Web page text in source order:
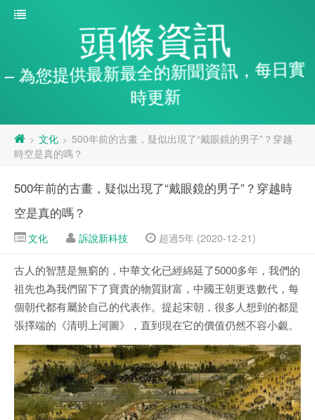
頭條資訊
– 為您提供最新最全的新聞資訊，每日實
時更新
> 文化 > 500年前的古畫，疑似出現了“戴眼鏡的男子”？穿越
時空是真的嗎？
500年前的古畫，疑似出現了“戴眼鏡的男子”？穿越時
空是真的嗎？
文化 訴說新科技 超過5年 (2020-12-21)
古人的智慧是無窮的，中華文化已經綿延了5000多年，我們的
祖先也為我們留下了寶貴的物質財富，中國王朝更迭數代，每
個朝代都有屬於自己的代表作。提起宋朝，很多人想到的都是
張擇端的《清明上河圖》，直到現在它的價值仍然不容小覷。